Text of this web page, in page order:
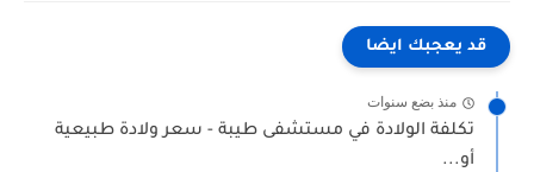
قد يعجبك ايضا
منذ بضع سنوات
تكلفة الولادة في مستشفى طيبة - سعر ولادة طبيعية
أو...